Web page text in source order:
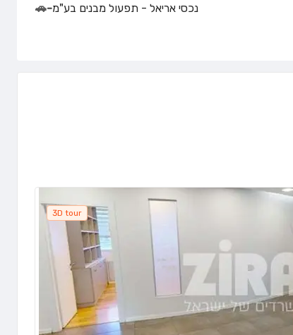
נכסי אריאל - תפעול מבנים בע"מ-
🚗
3D tour